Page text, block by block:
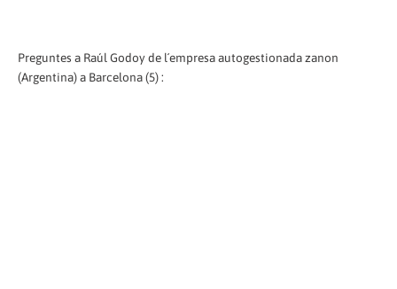
Preguntes a Raúl Godoy de l´empresa autogestionada zanon
(Argentina) a Barcelona (5) :